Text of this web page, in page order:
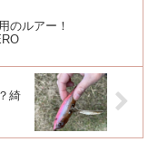
のルアー！
綺